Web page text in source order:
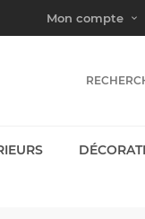
Mon compte